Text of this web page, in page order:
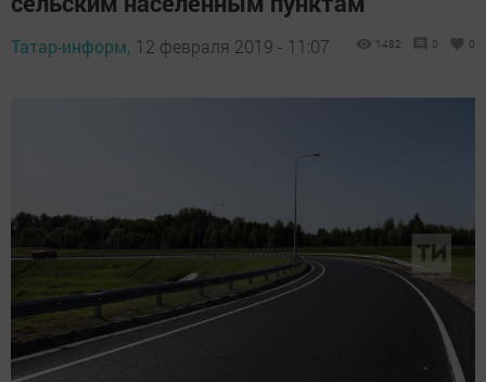
Татар-информ, 12 февраля 2019 - 11:07 1482 0 0